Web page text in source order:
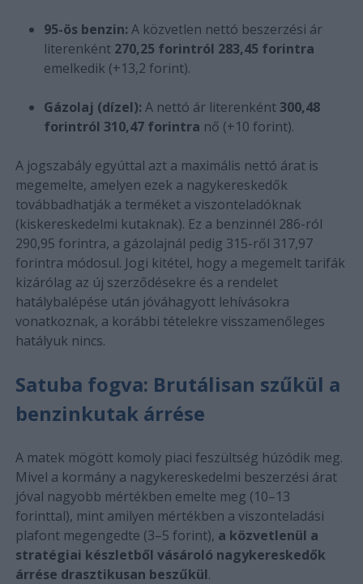
95-ös benzin: A közvetlen nettó beszerzési ár
literenként 270,25 forintról 283,45 forintra
emelkedik (+13,2 forint).
Gázolaj (dízel): A nettó ár literenként300,48
forintról 310,47 forintra nő (+10 forint).
A jogszabály egyúttal azt a maximális nettó árat is
megemelte, amelyen ezek a nagykereskedők
továbbadhatják a terméket a viszonteladóknak
(kiskereskedelmi kutaknak). Ez a benzinnél 286-ról
290,95 forintra, a gázolajnál pedig 315-ről 317,97
forintra módosul. Jogi kitétel, hogy a megemelt tarifák
kizárólag az új szerződésekre és a rendelet
hatálybalépése után jóváhagyott lehívásokra
vonatkoznak, a korábbi tételekre visszamenőleges
hatályuk nincs.
Satuba fogva: Brutálisan szűkül a
benzinkutak árrése
A matek mögött komoly piaci feszültség húzódik meg.
Mivel a kormány a nagykereskedelmi beszerzési árat
jóval nagyobb mértékben emelte meg (10–13
forinttal), mint amilyen mértékben a viszonteladási
plafont megengedte (3–5 forint), a közvetlenül a
stratégiai készletből vásároló nagykereskedők
árrése drasztikusan beszűkül.